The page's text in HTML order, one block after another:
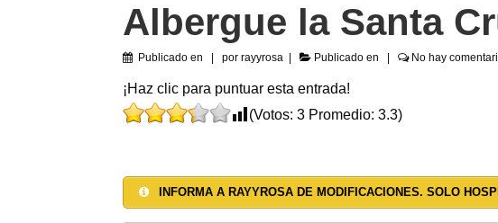
Albergue la Santa
Publicado en por rayyrosa Publicado en No hay
¡Haz clic para puntuar esta entrada!
(Votos: 3Promedio: 3.3)
INFORMA A RAYYROSA DE MODIFICACIONES. SOLO